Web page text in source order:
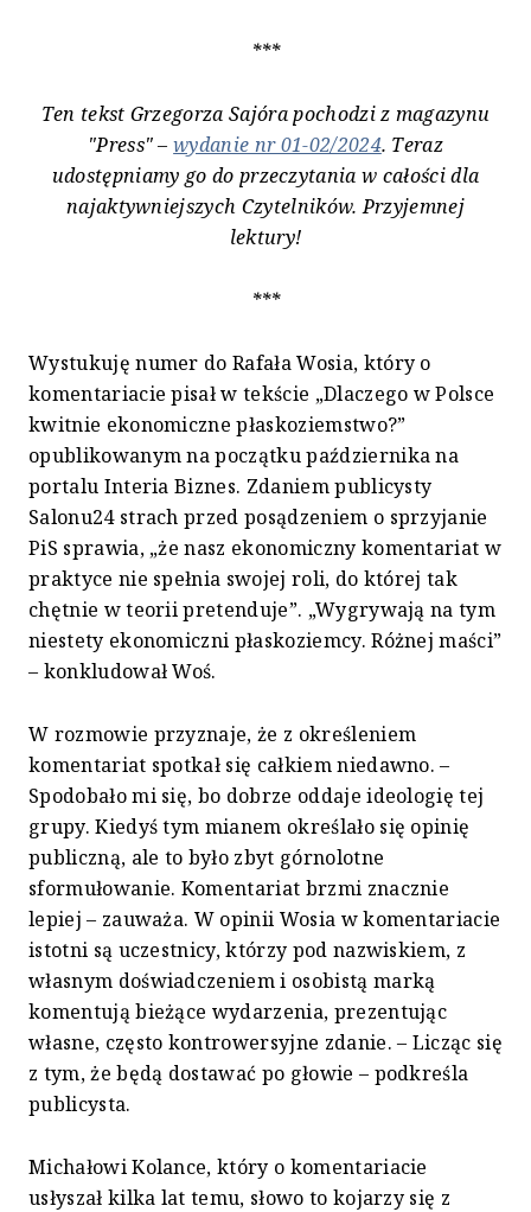
***
Ten tekst Grzegorza Sajórapochodzi z magazynu
"Press" –wydanie nr 01-02/2024. Teraz
udostępniamy go do przeczytania w całości dla
najaktywniejszych Czytelników. Przyjemnej
lektury!
***
Wystukuję numer do Rafała Wosia, który o
komentariacie pisał w tekście „Dlaczego w Polsce
kwitnie ekonomiczne płaskoziemstwo?”
opublikowanym na początku października na
portalu Interia Biznes. Zdaniem publicysty
Salonu24 strach przed posądzeniem o sprzyjanie
PiS sprawia, „że nasz ekonomiczny komentariat w
praktyce nie spełnia swojej roli, do której tak
chętnie w teorii pretenduje”. „Wygrywają na tym
niestety ekonomiczni płaskoziemcy. Różnej maści”
– konkludował Woś.
W rozmowie przyznaje, że z określeniem
komentariat spotkał się całkiem niedawno. –
Spodobało mi się, bo dobrze oddaje ideologię tej
grupy. Kiedyś tym mianem określało się opinię
publiczną, ale to było zbyt górnolotne
sformułowanie. Komentariat brzmi znacznie
lepiej – zauważa. W opinii Wosia w komentariacie
istotni są uczestnicy, którzy pod nazwiskiem, z
własnym doświadczeniem i osobistą marką
komentują bieżące wydarzenia, prezentując
własne, często kontrowersyjne zdanie. – Licząc się
z tym, że będą dostawać po głowie – podkreśla
publicysta.
Michałowi Kolance, który o komentariacie
usłyszał kilka lat temu, słowo to kojarzy się z